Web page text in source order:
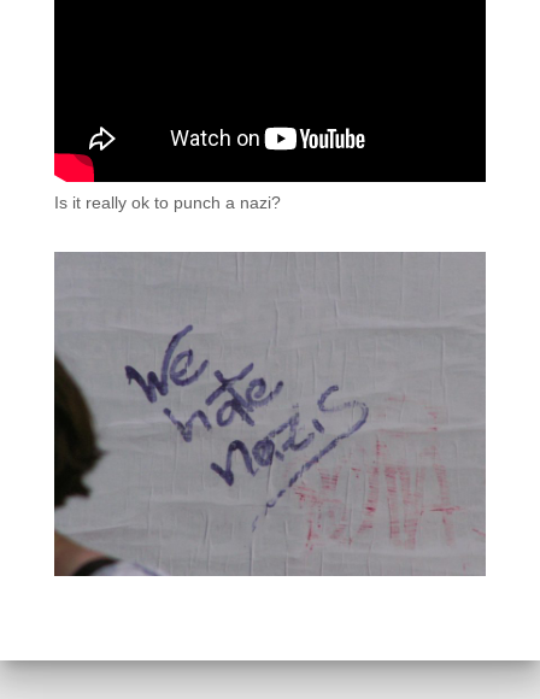
Is it really ok to punch a nazi?